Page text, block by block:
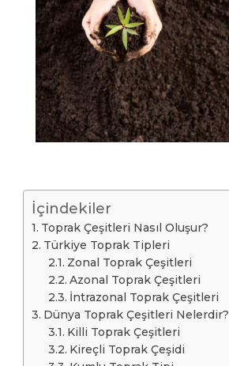
İçindekiler
Toprak Çeşitleri Nasıl Oluşur?
Türkiye Toprak Tipleri
Zonal Toprak Çeşitleri
Azonal Toprak Çeşitleri
İntrazonal Toprak Çeşitleri
Dünya Toprak Çeşitleri Nelerdir?
Killi Toprak Çeşitleri
Kireçli Toprak Çeşidi